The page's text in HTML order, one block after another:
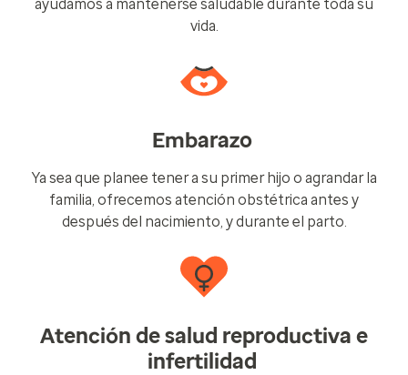
ayudamos a mantenerse saludable durante toda su
vida.
Embarazo
Ya sea que planee tener a su primer hijo o agrandar la
familia, ofrecemos atención obstétrica antes y
después del nacimiento, y durante el parto.
Atención de salud reproductiva e
infertilidad